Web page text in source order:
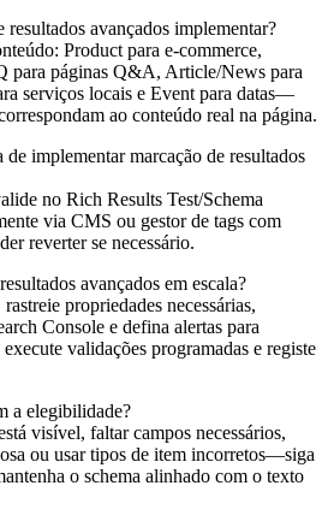
avançados implementar?
Product para e-commerce,
para páginas Q&A, Article/News para
serviços locais e Event para datas—
ao conteúdo real na página.
implementar marcação de resultados
no Rich Results Test/Schema
via CMS ou gestor de tags com
reverter se necessário.
avançados em escala?
propriedades necessárias,
Console e defina alertas para
validações programadas e registe
a elegibilidade?
visível, faltar campos necessários,
ou usar tipos de item incorretos—siga
o schema alinhado com o texto